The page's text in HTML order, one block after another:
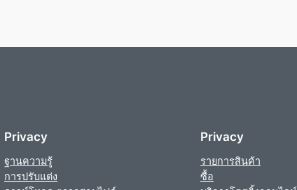
Privacy
ฐานความรู้
การปรับแต่ง
Privacy
รายการสินค้า
ซื้อ